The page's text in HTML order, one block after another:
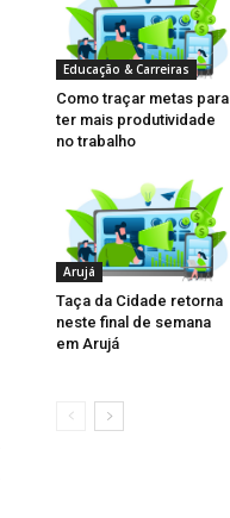
Educação & Carreiras
Como traçar metas para
ter mais produtividade
no trabalho
Arujá
Taça da Cidade retorna
neste final de semana
em Arujá